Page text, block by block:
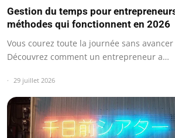
Gestion du temps pour
méthodes qui fonctionnent en 2026
Vous courez toute la journée sans
Découvrez comment un entrepreneur a…
29 juillet 2026